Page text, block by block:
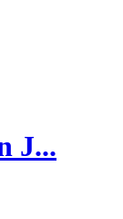
J...